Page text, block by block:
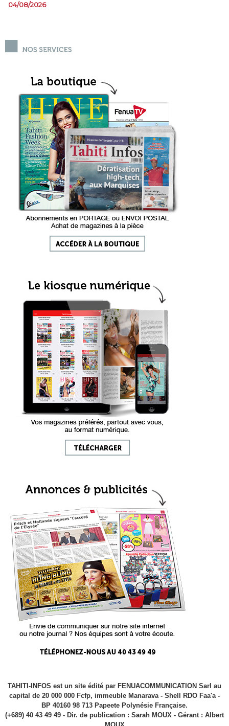
04/08/2026
TAHITI-INFOS est un site édité par FENUACOMMUNICATION Sarl au
capital de 20 000 000 Fcfp, immeuble Manarava - Shell RDO Faa'a -
BP 40160 98 713 Papeete Polynésie Française.
(+689) 40 43 49 49 - Dir. de publication : Sarah MOUX - Gérant : Albert